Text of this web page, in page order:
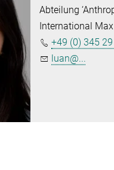
Abteilung
International
+49 (0) 345
luan@...